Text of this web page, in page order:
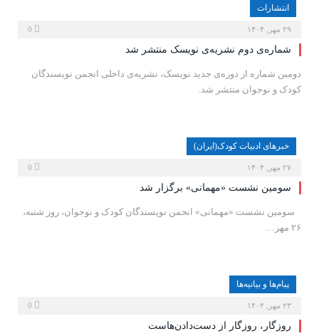
انتشارات
۲۹ مهر, ۱۴۰۴
شماره‌ی دوم نشریه‌ی نویسک منتشر شد
دومین شماره از دوره‌ی جدید نویسک، نشریه‌ی داخلی انجمن نویسندگان
کودک و نوجوان منتشر شد.
خبرهای ادبیات کودک(ایران)
۲۷ مهر, ۱۴۰۴
سومین نشست «مهمانی» برگزار شد
‍ ‍ ‍ سومین نشست «مهمانی» انجمن نویسندگان کودک و نوجوان، روز شنبه،
۲۶ مهر…
پیام‌ها و بیانیه‌ها
۲۳ مهر, ۱۴۰۴
روزگار، روزگار از دست‌دادن‌هاست